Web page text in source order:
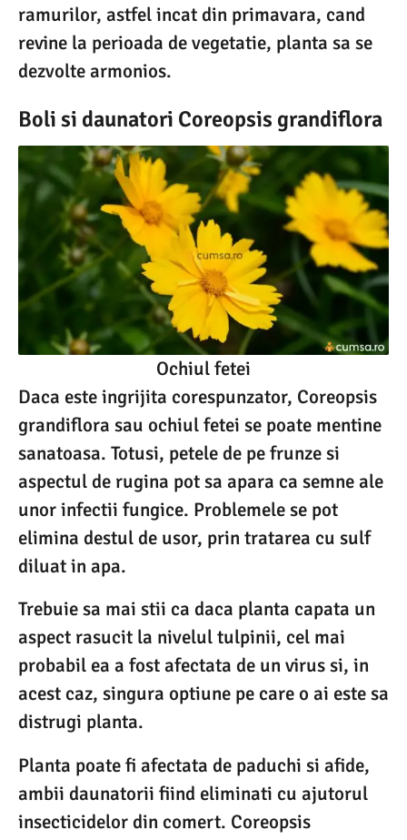
ramurilor, astfel incat din primavara, cand
revine la perioada de vegetatie, planta sa se
dezvolte armonios.
Boli si daunatori Coreopsis grandiflora
Ochiul fetei
Daca este ingrijita corespunzator, Coreopsis
grandiflora sau ochiul fetei se poate mentine
sanatoasa. Totusi, petele de pe frunze si
aspectul de rugina pot sa apara ca semne ale
unor infectii fungice. Problemele se pot
elimina destul de usor, prin tratarea cu sulf
diluat in apa.
Trebuie sa mai stii ca daca planta capata un
aspect rasucit la nivelul tulpinii, cel mai
probabil ea a fost afectata de un virus si, in
acest caz, singura optiune pe care o ai este sa
distrugi planta.
Planta poate fi afectata de paduchi si afide,
ambii daunatorii fiind eliminati cu ajutorul
insecticidelor din comert. Coreopsis